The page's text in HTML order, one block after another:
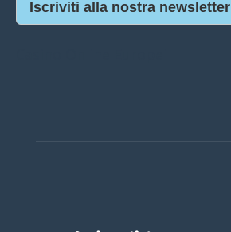
Iscriviti alla nostra newsletter